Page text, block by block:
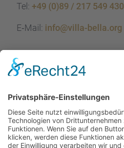
Tel: +49 (0)89 / 217 549 430
E‑Mail: info@villa-bella.org
ÖFFNUNGS­ZEI­TEN
Mo-Do: 09:00 — 20:00 Uhr
Fr: 09:00 — 18:00 Uhr